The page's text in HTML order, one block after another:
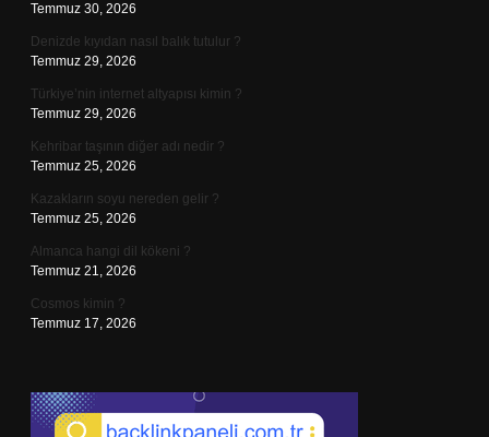
Temmuz 30, 2026
Denizde kıyıdan nasıl balık tutulur ?
Temmuz 29, 2026
Türkiye’nin internet altyapısı kimin ?
Temmuz 29, 2026
Kehribar taşının diğer adı nedir ?
Temmuz 25, 2026
Kazakların soyu nereden gelir ?
Temmuz 25, 2026
Almanca hangi dil kökeni ?
Temmuz 21, 2026
Cosmos kimin ?
Temmuz 17, 2026